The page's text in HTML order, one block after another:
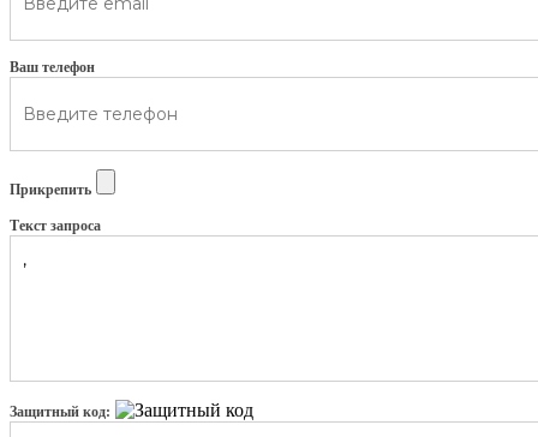
Ваш телефон
Прикрепить
Текст запроса
Защитный код: